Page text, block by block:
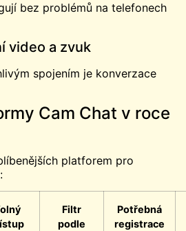
bez problémů na telefonech
video a zvuk
spojením je konverzace
Cam Chat v roce
platforem pro
Filtr
podle
Potřebná
registrace